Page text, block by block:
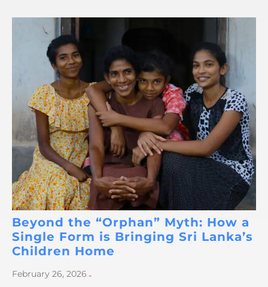
Beyond the “Orphan” Myth: How a
Single Form is Bringing Sri Lanka’s
Children Home
February 26, 2026 -